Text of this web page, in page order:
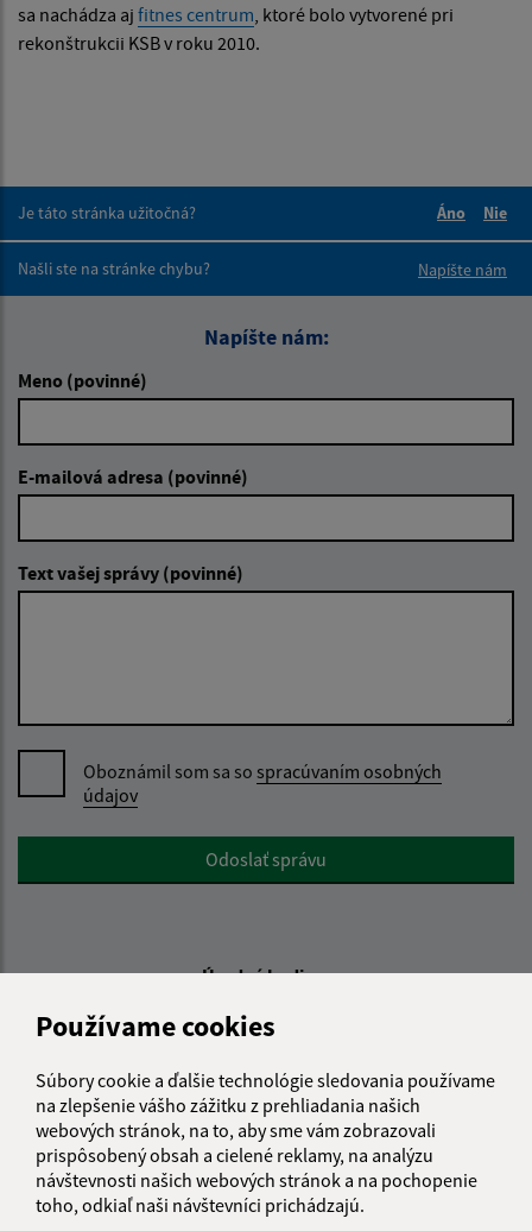
Používame cookies
Súbory cookie a ďalšie technológie sledovania používame
na zlepšenie vášho zážitku z prehliadania našich
webových stránok, na to, aby sme vám zobrazovali
prispôsobený obsah a cielené reklamy, na analýzu
návštevnosti našich webových stránok a na pochopenie
toho, odkiaľ naši návštevníci prichádzajú.
sa nachádza aj fitnes centrum , ktoré bolo vytvorené pri
rekonštrukcii KSB v roku 2010.
Je táto stránka užitočná?
Áno
Nie
Našli ste na stránke chybu?
Napíšte nám
Napíšte nám:
Meno (povinné)
E-mailová adresa (povinné)
Text vašej správy (povinné)
Oboznámil som sa so spracúvaním osobných
údajov
Google reCaptcha ResponseOdoslať správu
Úradné hodiny:
Deň
Čas doobeda
Utorok:
08:00 - 12:00 12:30 - 16:00
Streda:
14:00 - 18:00
Štvrtok:
08:00 - 12:00 12:30 - 16:00
Piatok:
08:00 - 12:00 12:30 - 16:00
Obedňajšia prestávka:12:00 - 12:30